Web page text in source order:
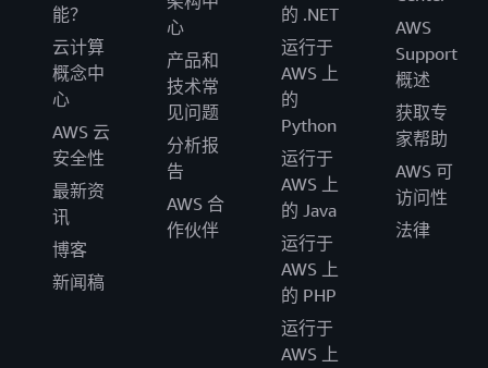
能？
云计算
概念中
心
AWS 云
安全性
最新资
讯
博客
新闻稿
心
产品和
技术常
见问题
分析报
告
AWS 合
作伙伴
的 .NET
运行于
AWS 上
的
Python
运行于
AWS 上
的 Java
运行于
AWS 上
的 PHP
运行于
AWS 上
AWS
Support
概述
获取专
家帮助
AWS 可
访问性
法律